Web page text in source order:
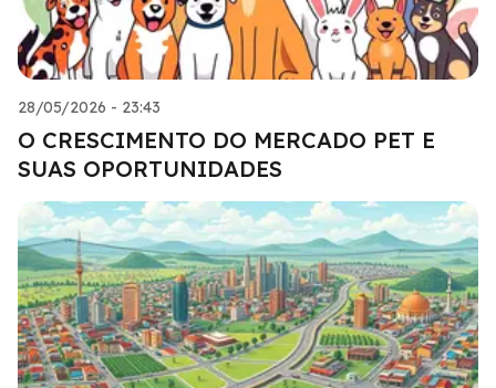
28/05/2026 - 23:43
O CRESCIMENTO DO MERCADO PET E
SUAS OPORTUNIDADES